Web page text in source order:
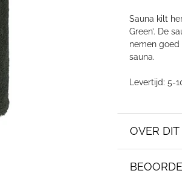
Sauna kilt
Green’. De
nemen
sauna.
Levertijd: 5-
OVER